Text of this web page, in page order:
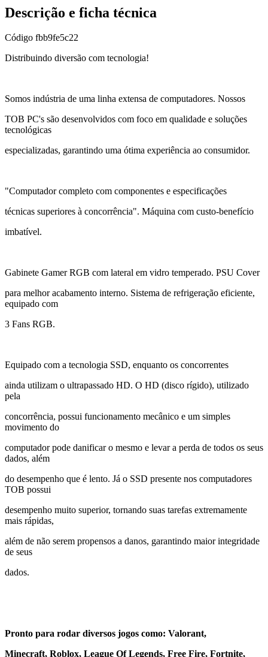
Descrição e ficha técnica
Código fbb9fe5c22
Distribuindo diversão com tecnologia!
Somos indústria de uma linha extensa de computadores. Nossos
TOB PC's são desenvolvidos com foco em qualidade e soluções
tecnológicas
especializadas, garantindo uma ótima experiência ao consumidor.
"Computador completo com componentes e especificações
técnicas superiores à concorrência". Máquina com custo-benefício
imbatível.
Gabinete Gamer RGB com lateral em vidro temperado. PSU Cover
para melhor acabamento interno. Sistema de refrigeração eficiente,
equipado com
3 Fans RGB.
Equipado com a tecnologia SSD, enquanto os concorrentes
ainda utilizam o ultrapassado HD. O HD (disco rígido), utilizado
pela
concorrência, possui funcionamento mecânico e um simples
movimento do
computador pode danificar o mesmo e levar a perda de todos os seus
dados, além
do desempenho que é lento. Já o SSD presente nos computadores
TOB possui
desempenho muito superior, tornando suas tarefas extremamente
mais rápidas,
além de não serem propensos a danos, garantindo maior integridade
de seus
dados.
Pronto para rodar diversos jogos como: Valorant,
Minecraft, Roblox, League Of Legends, Free Fire, Fortnite,